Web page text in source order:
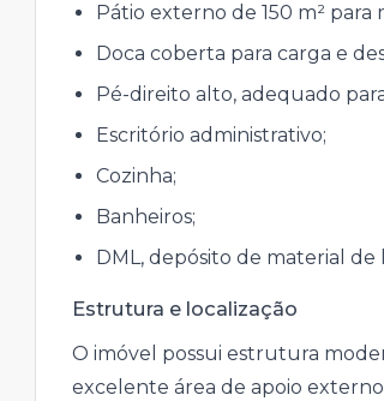
Pátio externo de 150 m² para
Doca coberta para carga e
Pé-direito alto, adequado
Escritório administrativo;
Cozinha;
Banheiros;
DML, depósito de material de
Estrutura e localização
O imóvel possui estrutura
excelente área de apoio